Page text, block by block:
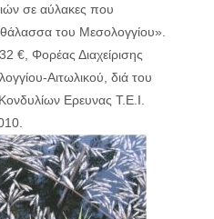
σε αύλακες που
του Μεσολογγίου».
€, Φορέας Διαχείρισης
Αιτωλικού, διά του
Ερευνας Τ.Ε.Ι.